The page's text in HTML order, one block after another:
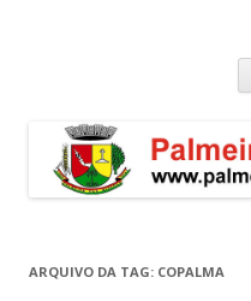
ARQUIVO DA TAG: COPALMA